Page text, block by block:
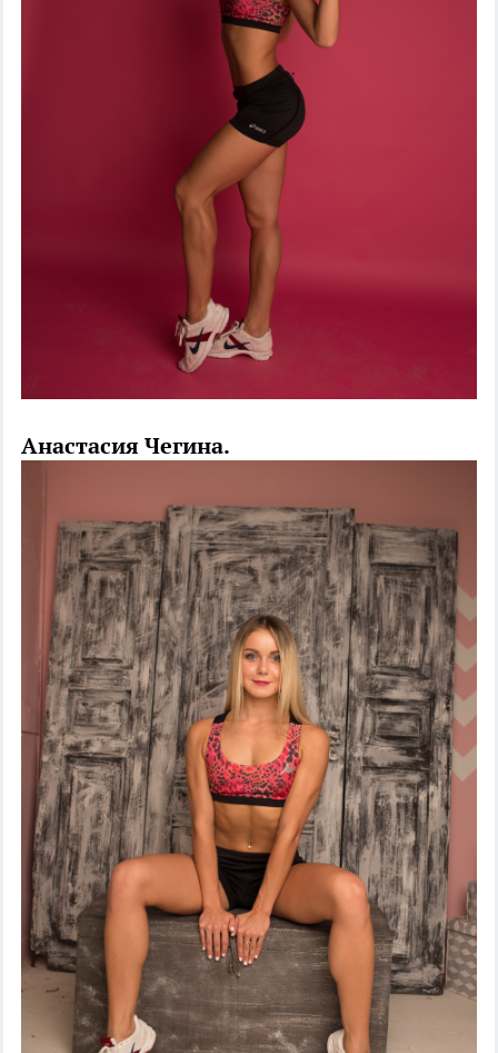
Анастасия Чегина.